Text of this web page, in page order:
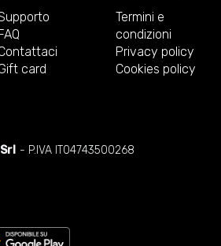
card
Termini e
condizioni
Privacy policy
Cookies policy
- P.IVA IT04743500268